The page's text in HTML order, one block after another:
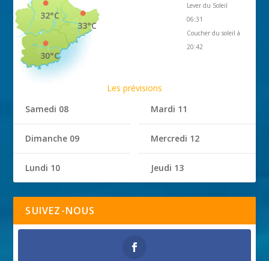
33°C
32°C
30°C
Lever du Soleil
06:31
Coucher du soleil à
20:42
Les prévisions
Samedi 08
Dimanche 09
Lundi 10
Mardi 11
Mercredi 12
Jeudi 13
SUIVEZ-NOUS